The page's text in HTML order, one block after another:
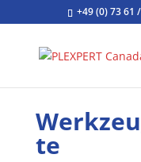
+49 (0) 73 61
te